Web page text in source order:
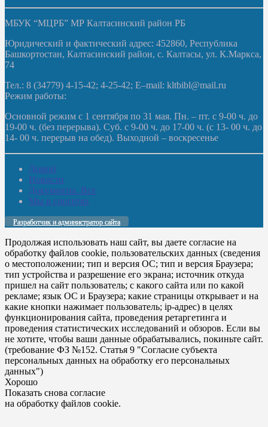
МБУК “МЦРБ” МР Калтасинский район РБ
Юридический и фактический адрес: 452860, Республика
Башкортостан, Калтасинский район, с. Калтасы, ул. К.Маркса,
74
Тел.: 8 (34779) 4-15-42; 4-25-42; E–mail: kltbibl@mail.ru
Режим работы:
Основной режим с 1 сентября по 31 мая. Пн. – пт. с 9-00 ч. до
19-00 ч. (без перерыва). Суб. с 9-00 ч. до 17-00 ч. (с 13- 00 ч. до
14- 00 ч. перерыв на обед). Выходной – воскресенье
Домой
Новости
Документы. Все
Мы в соцсетях
Разработчик и администратор сайта
Продолжая использовать наш сайт, вы даете согласие на
обработку файлов cookie, пользовательских данных (сведения
о местоположении; тип и версия ОС; тип и версия Браузера;
тип устройства и разрешение его экрана; источник откуда
пришел на сайт пользователь; с какого сайта или по какой
рекламе; язык ОС и Браузера; какие страницы открывает и на
какие кнопки нажимает пользователь; ip-адрес) в целях
функционирования сайта, проведения ретаргетинга и
проведения статистических исследований и обзоров. Если вы
не хотите, чтобы ваши данные обрабатывались, покиньте сайт.
(требование ФЗ №152. Статья 9 "Согласие субъекта
персональных данных на обработку его персональных
данных")
Хорошо
Показать снова согласие
на обработку файлов cookie.